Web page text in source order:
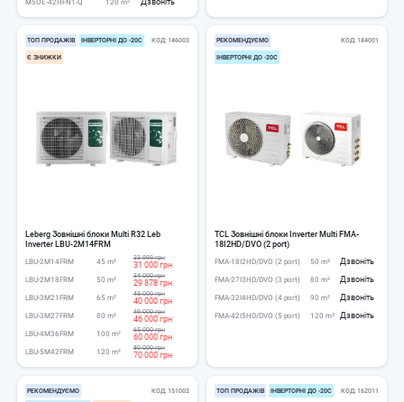
ТОП ПРОДАЖІВ ІНВЕРТОРНІ ДО -20С
Є ЗНИЖКИ
КОД 146003
Leberg Зовнішні блоки Multi R32 Leb
Inverter LBU-2M14FRM
LBU-2M14FRM 45 m² 33 999 грн
31 000 грн
LBU-2M18FRM 50 m² 34 000 грн
29 878 грн
LBU-3M21FRM 65 m² 45 000 грн
40 000 грн
LBU-3M27FRM 80 m² 49 000 грн
46 000 грн
LBU-4M36FRM 100 m² 65 000 грн
60 000 грн
LBU-5M42FRM 120 m² 80 000 грн
70 000 грн
РЕКОМЕНДУЄМО
ІНВЕРТОРНІ ДО -20С
КОД 184001
TCL Зовнішні блоки Inverter Multi FMA-
18I2HD/DVO (2 port)
FMA-18I2HD/DVO (2 port) 50 m² Дзвоніть
FMA-27I3HD/DVO (3 port) 80 m² Дзвоніть
FMA-32I4HD/DVO (4 port) 90 m² Дзвоніть
FMA-42I5HD/DVO (5 port) 120 m² Дзвоніть
РЕКОМЕНДУЄМО КОД 151002 ТОП ПРОДАЖІВ ІНВЕРТОРНІ ДО -20С КОД 162011